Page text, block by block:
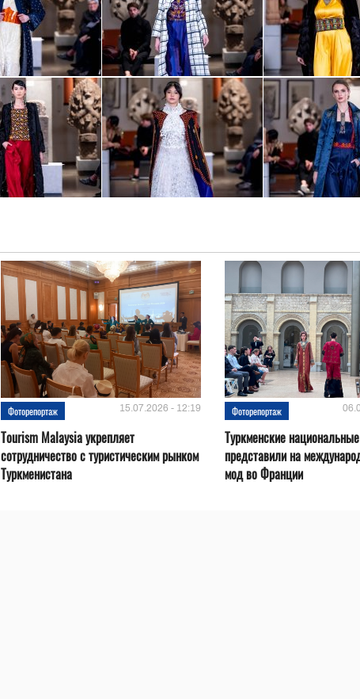
Фоторепортаж 15.07.2026 - 12:19
Tourism Malaysia укрепляет
сотрудничество с туристическим рынком
Туркменистана
Фоторепортаж
Туркменские
представили на
мод во Франции